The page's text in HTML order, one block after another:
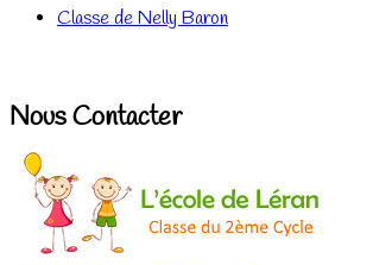
Classe de Nelly Baron
Nous Contacter